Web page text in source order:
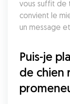
vous suffit de
convient le
un message
Puis-je
de chien